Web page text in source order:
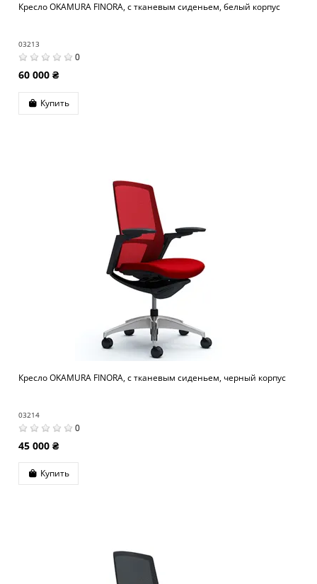
Кресло OKAMURA FINORA, с тканевым сиденьем, белый корпус
03213
0
60 000 ₴
Купить
Кресло OKAMURA FINORA, с тканевым сиденьем, черный корпус
03214
0
45 000 ₴
Купить